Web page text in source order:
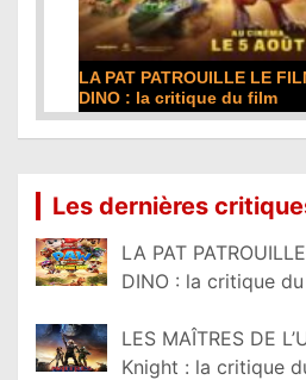
LA PAT PATROUILLE LE
DINO : la critique du film
Les dernières
LA PAT
DINO : la critique
LES MAÎTRES DE
Knight : la critique